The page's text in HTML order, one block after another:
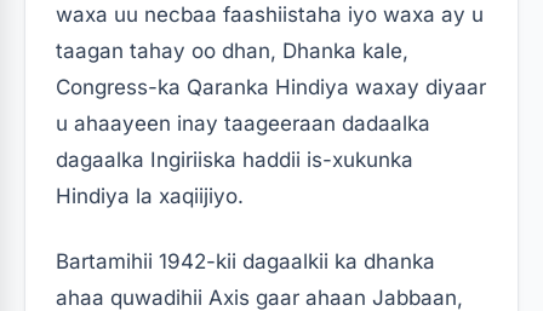
waxa uu necbaa faashiistaha iyo waxa ay u
taagan tahay oo dhan, Dhanka kale,
Congress-ka Qaranka Hindiya waxay diyaar
u ahaayeen inay taageeraan dadaalka
dagaalka Ingiriiska haddii is-xukunka
Hindiya la xaqiijiyo.
Bartamihii 1942-kii dagaalkii ka dhanka
ahaa quwadihii Axis gaar ahaan Jabbaan,